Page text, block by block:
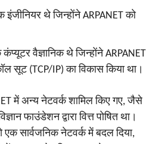
इंजीनियर थे जिन्होंने ARPANET को
वैज्ञानिक थे जिन्होंने ARPANET
सूट (TCP/IP) का विकास किया था।
में अन्य नेटवर्क शामिल किए गए, जैसे
फाउंडेशन द्वारा वित्त पोषित था।
एक सार्वजनिक नेटवर्क में बदल दिया,